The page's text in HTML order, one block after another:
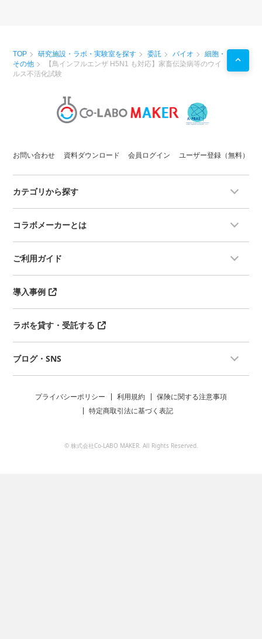
TOP 研究施設・ラボ・実験室を探す 委託 バイオ
細胞・
その他
【鳥インフルエンザ H5N1 も対応】家畜伝染病等のウイ
ルス不活化試験
お問い合わせ 資料ダウンロード 会員ログイン ユーザー登録（無料）
カテゴリから探す
コラボメーカーとは
ご利用ガイド
導入事例
ラボを貸す・受託する
ブログ・SNS
プライバシーポリシー 利用規約
保険に関する注意事項
特定商取引法に基づく表記
© 株式会社Co-LABO MAKER. All Rights Reserved.